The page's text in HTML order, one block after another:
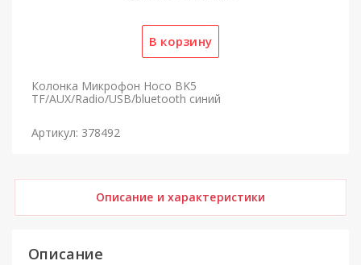
Колонка Микрофон Hoco BK5
TF/AUX/Radio/USB/bluetooth синий
Артикул: 378492
Описание и характеристики
Описание